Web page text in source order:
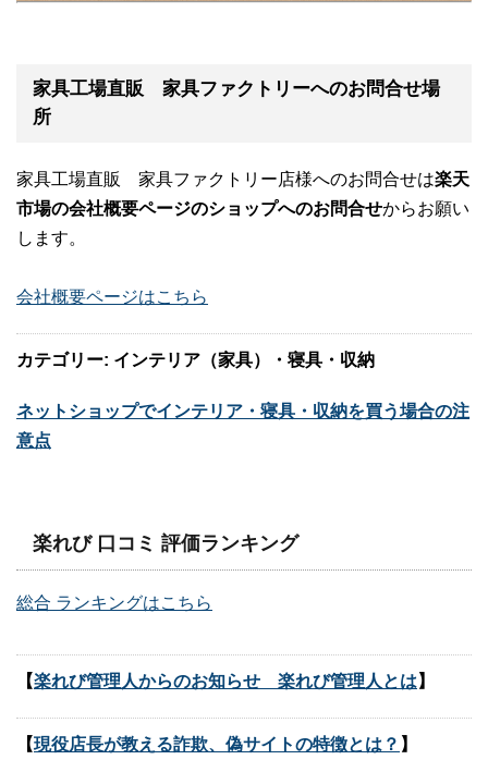
家具工場直販 家具ファクトリーへのお問合せ場
所
家具工場直販 家具ファクトリー店様へのお問合せは楽天
市場の会社概要ページのショップへのお問合せからお願い
します。
会社概要ページはこちら
カテゴリー: インテリア（家具）・寝具・収納
ネットショップでインテリア・寝具・収納を買う場合の注
意点
楽れび 口コミ 評価ランキング
総合 ランキングはこちら
【楽れび管理人からのお知らせ 楽れび管理人とは 】
【現役店長が教える詐欺、偽サイトの特徴とは？ 】